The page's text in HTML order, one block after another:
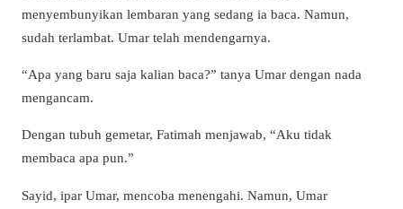
menyembunyikan lembaran yang sedang ia baca. Namun,
sudah terlambat. Umar telah mendengarnya.
“Apa yang baru saja kalian baca?” tanya Umar dengan nada
mengancam.
Dengan tubuh gemetar, Fatimah menjawab, “Aku tidak
membaca apa pun.”
Sayid, ipar Umar, mencoba menengahi. Namun, Umar